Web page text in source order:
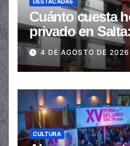
Cuánto cuesta
privado en
de $110.000 a
4 DE AGOSTO DE 2026
CULTURA